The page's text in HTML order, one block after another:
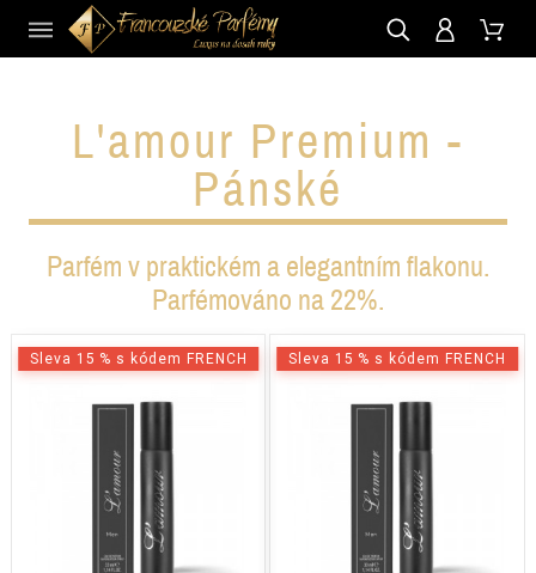
L'amour Premium -
Pánské
Parfém v praktickém a elegantním flakonu.
Parfémováno na 22%.
Sleva 15 % s kódem FRENCH Sleva 15 % s kódem FRENCH
CZ